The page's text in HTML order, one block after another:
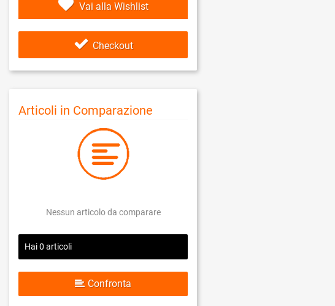
Vai alla Wishlist
Checkout
Articoli in Comparazione
Nessun articolo da comparare
Hai0 articoli
Confronta